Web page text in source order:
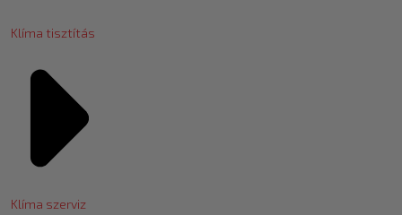
Klíma tisztítás
Klíma szerviz